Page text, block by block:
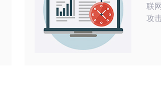
联
攻